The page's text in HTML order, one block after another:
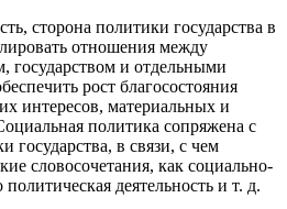
сторона политики государства в
отношения между
государством и отдельными
рост благосостояния
интересов, материальных и
политика сопряжена с
государства, в связи, с чем
словосочетания, как социально-
деятельность и т. д.